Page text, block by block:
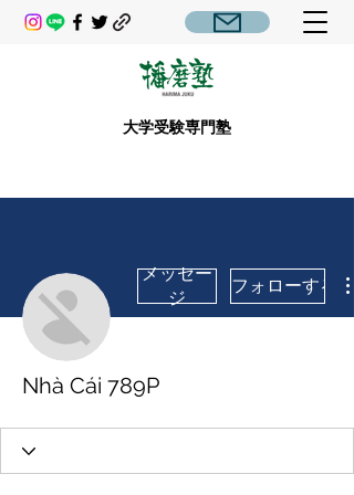
大学受験専門塾
メッセー
ジ
フォローする
Nhà Cái 789P